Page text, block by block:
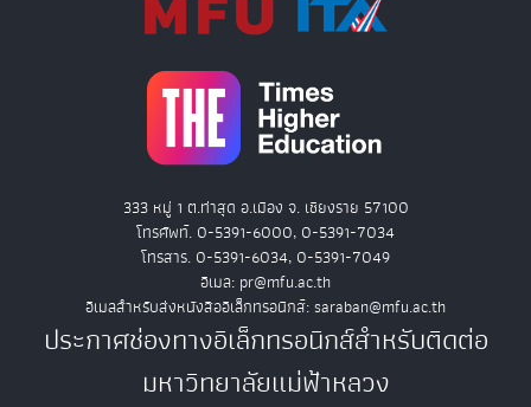
333 หมู่ 1 ต.ท่าสุด อ.เมือง จ. เชียงราย 57100
โทรศัพท์. 0-5391-6000, 0-5391-7034
โทรสาร. 0-5391-6034, 0-5391-7049
อีเมล: pr@mfu.ac.th
อีเมลสำหรับส่งหนังสืออิเล็กทรอนิกส์: saraban@mfu.ac.th
ประกาศช่องทางอิเล็กทรอนิกส์สำหรับติดต่อ
มหาวิทยาลัยแม่ฟ้าหลวง